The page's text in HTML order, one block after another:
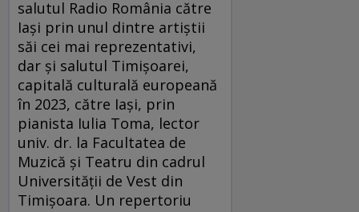
salutul Radio România către
Iași prin unul dintre artiștii
săi cei mai reprezentativi,
dar și salutul Timișoarei,
capitală culturală europeană
în 2023, către Iași, prin
pianista Iulia Toma, lector
univ. dr. la Facultatea de
Muzică și Teatru din cadrul
Universității de Vest din
Timișoara. Un repertoriu